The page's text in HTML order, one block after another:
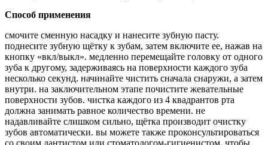
Способ применения
смочите сменную насадку и нанесите зубную пасту.
поднесите зубную щётку к зубам, затем включите ее, нажав на
кнопку «вкл/выкл». медленно перемещайте головку от одного
зуба к другому, задерживаясь на поверхности каждого зуба
несколько секунд. начинайте чистить сначала снаружи, а затем
внутри. на заключительном этапе почистите жевательные
поверхности зубов. чистка каждого из 4 квадрантов рта
должна занимать равное количество времени. не
надавливайте слишком сильно, щётка производит очистку
зубов автоматически. вы можете также проконсультироваться
со своим дантистом или стоматологом-гигиенистом, чтобы